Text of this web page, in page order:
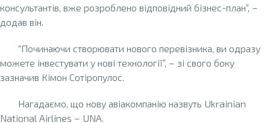
консультантів, вже розроблено відповідний бізнес-план”, –
додав він.
“Починаючи створювати нового перевізника, ви одразу
можете інвестувати у нові технології”, – зі свого боку
зазначив Кімон Сотіропулос.
Нагадаємо, що нову авіакомпанію назвуть Ukrainian
National Airlines – UNA.